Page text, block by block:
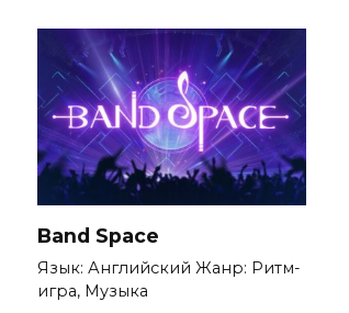
Band Space
Язык: Английский Жанр: Ритм-
игра, Музыка